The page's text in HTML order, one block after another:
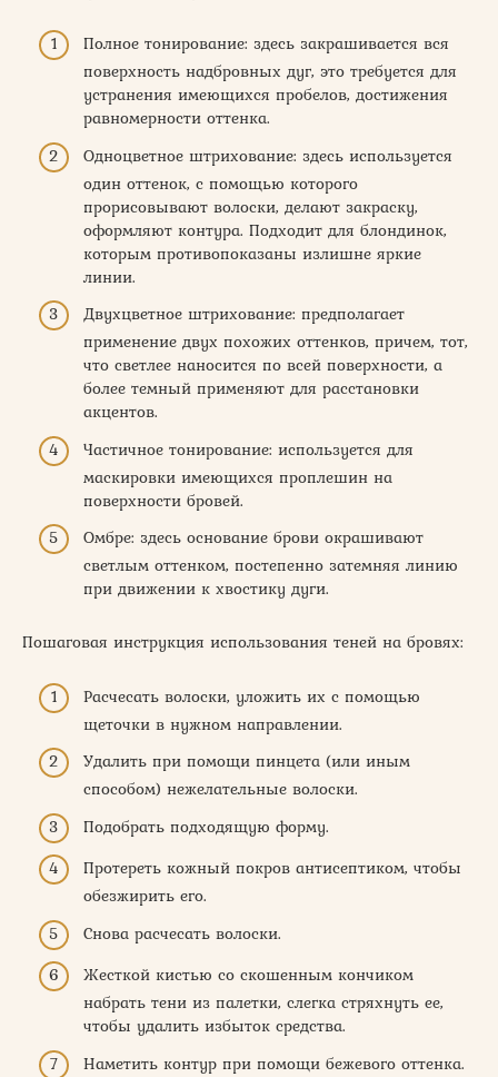
Полное тонирование: здесь закрашивается вся
поверхность надбровных дуг, это требуется для
устранения имеющихся пробелов, достижения
равномерности оттенка.
Одноцветное штрихование: здесь используется
один оттенок, с помощью которого
прорисовывают волоски, делают закраску,
оформляют контура. Подходит для блондинок,
которым противопоказаны излишне яркие
линии.
Двухцветное штрихование: предполагает
применение двух похожих оттенков, причем, тот,
что светлее наносится по всей поверхности, а
более темный применяют для расстановки
акцентов.
Частичное тонирование: используется для
маскировки имеющихся проплешин на
поверхности бровей.
Омбре: здесь основание брови окрашивают
светлым оттенком, постепенно затемняя линию
при движении к хвостику дуги.
Пошаговая инструкция использования теней на бровях:
Расчесать волоски, уложить их с помощью
щеточки в нужном направлении.
Удалить при помощи пинцета (или иным
способом) нежелательные волоски.
Подобрать подходящую форму.
Протереть кожный покров антисептиком, чтобы
обезжирить его.
Снова расчесать волоски.
Жесткой кистью со скошенным кончиком
набрать тени из палетки, слегка стряхнуть ее,
чтобы удалить избыток средства.
Наметить контур при помощи бежевого оттенка.